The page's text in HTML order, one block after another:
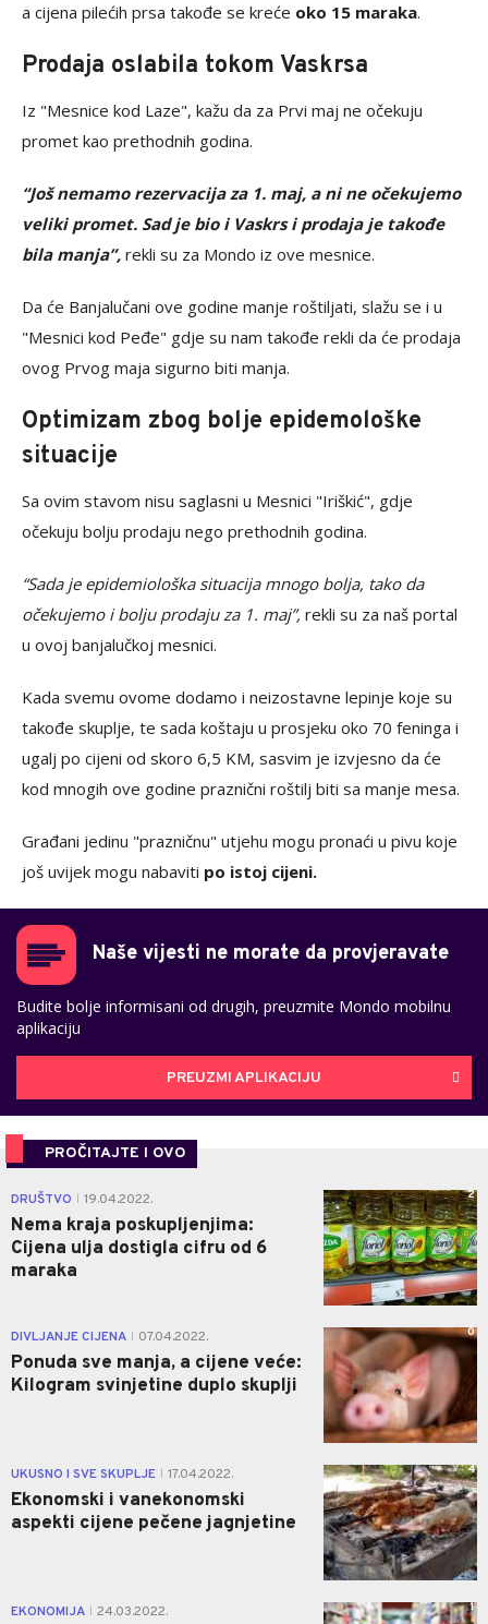
a cijena pilećih prsa takođe se kreće oko 15 maraka.
Prodaja oslabila tokom Vaskrsa
Iz "Mesnice kod Laze", kažu da za Prvi maj ne očekuju
promet kao prethodnih godina.
“Još nemamo rezervacija za 1. maj, a ni ne očekujemo
veliki promet. Sad je bio i Vaskrs i prodaja je takođe
bila manja”, rekli su za Mondo iz ove mesnice.
Da će Banjalučani ove godine manje roštiljati, slažu se i u
"Mesnici kod Peđe" gdje su nam takođe rekli da će prodaja
ovog Prvog maja sigurno biti manja.
Optimizam zbog bolje epidemološke
situacije
Sa ovim stavom nisu saglasni u Mesnici "Iriškić", gdje
očekuju bolju prodaju nego prethodnih godina.
“Sada je epidemiološka situacija mnogo bolja, tako da
očekujemo i bolju prodaju za 1. maj”, rekli su za naš portal
u ovoj banjalučkoj mesnici.
Kada svemu ovome dodamo i neizostavne lepinje koje su
takođe skuplje, te sada koštaju u prosjeku oko 70 feninga i
ugalj po cijeni od skoro 6,5 KM, sasvim je izvjesno da će
kod mnogih ove godine praznični roštilj biti sa manje mesa.
Građani jedinu "prazničnu" utjehu mogu pronaći u pivu koje
još uvijek mogu nabaviti po istoj cijeni.
Naše vijesti ne morate da provjeravate
Budite bolje informisani od drugih, preuzmite Mondo mobilnu
aplikaciju
PREUZMI APLIKACIJU
PROČITAJTE I OVO
DRUŠTVO 19.04.2022.
Nema kraja poskupljenjima:
Cijena ulja dostigla cifru od 6
maraka
2
DIVLJANJE CIJENA 07.04.2022.
Ponuda sve manja, a cijene veće:
Kilogram svinjetine duplo skuplji
0
UKUSNO I SVE SKUPLJE 17.04.2022.
Ekonomski i vanekonomski
aspekti cijene pečene jagnjetine
4
EKONOMIJA 24.03.2022. 1